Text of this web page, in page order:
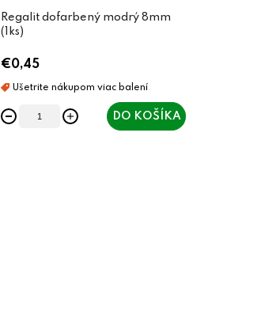
Regalit dofarbený modrý 8mm
(1ks)
€0,45
DO KOŠÍKA